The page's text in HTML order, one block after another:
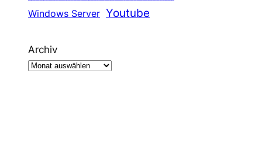
Windows Server Youtube
Archiv